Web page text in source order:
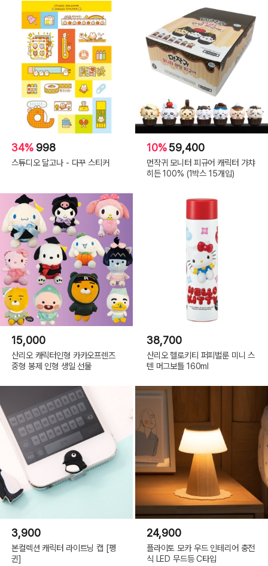
34% 998
스튜디오 달고나 - 다꾸 스티커
10%59,400
먼작귀 모니터 피규어 캐릭터 가챠
히든 100% (1박스 15개입)
15,000
산리오 캐릭터인형 카카오프렌즈
중형 봉제 인형 생일 선물
38,700
산리오 헬로키티 퍼피벌룬 미니 스
텐 머그보틀 160ml
3,900
본컬렉션 캐릭터 라이트닝 캡 [펭
귄]
24,900
플라이토 모카 우드 인테리어 충전
식 LED 무드등 C타입